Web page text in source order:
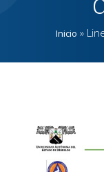
Inicio »